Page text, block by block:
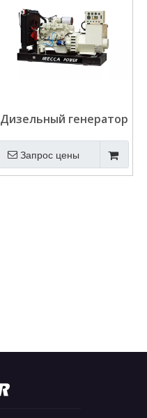
Дизельный генератор
судового двигателя
Cummins KTA19-M3 с
теплообменником
Запрос цены